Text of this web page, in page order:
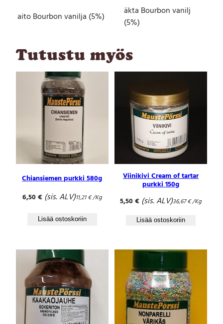
s
0
aito Bourbon vanilja (5%)
äkta Bourbon vanilj
(5%)
Tutustu myös
Chiansiemen purkki 580g
6,50€ (sis. ALV)11,21€/Kg
Lisää ostoskoriin
Viinikivi Cream of tartar
purkki 150g
5,50€ (sis. ALV)36,67€/Kg
Lisää ostoskoriin